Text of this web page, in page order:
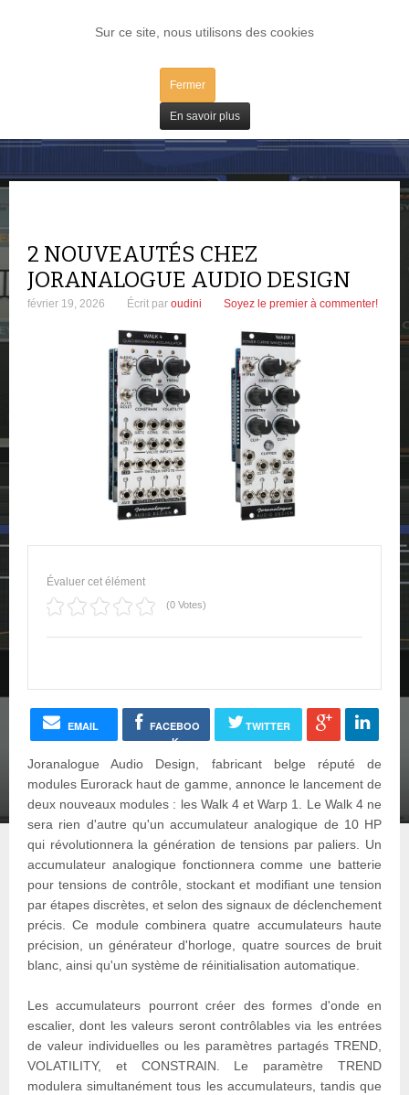
Sur ce site, nous utilisons des cookies
Fermer
En savoir plus
LOG IN
2 NOUVEAUTÉS CHEZ
JORANALOGUE AUDIO DESIGN
février 19, 2026 Écrit par oudini Soyez le premier à commenter!
Évaluer cet élément
(0 Votes)
EMAIL
FACEBOO
K
TWITTER
Joranalogue Audio Design, fabricant belge réputé de
modules Eurorack haut de gamme, annonce le lancement de
deux nouveaux modules : les Walk 4 et Warp 1. Le Walk 4 ne
sera rien d'autre qu'un accumulateur analogique de 10 HP
qui révolutionnera la génération de tensions par paliers. Un
accumulateur analogique fonctionnera comme une batterie
pour tensions de contrôle, stockant et modifiant une tension
par étapes discrètes, et selon des signaux de déclenchement
précis. Ce module combinera quatre accumulateurs haute
précision, un générateur d'horloge, quatre sources de bruit
blanc, ainsi qu'un système de réinitialisation automatique.
Les accumulateurs pourront créer des formes d'onde en
escalier, dont les valeurs seront contrôlables via les entrées
de valeur individuelles ou les paramètres partagés TREND,
VOLATILITY, et CONSTRAIN. Le paramètre TREND
modulera simultanément tous les accumulateurs, tandis que